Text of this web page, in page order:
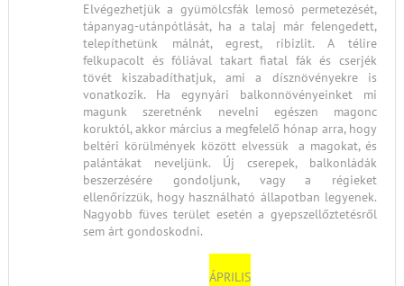
Elvégezhetjük a gyümölcsfák lemosó permetezését,
tápanyag-utánpótlását, ha a talaj már felengedett,
telepíthetünk málnát, egrest, ribizlit. A télire
felkupacolt és fóliával takart fiatal fák és cserjék
tövét kiszabadíthatjuk, ami a dísznövényekre is
vonatkozik. Ha egynyári balkonnövényeinket mi
magunk szeretnénk nevelni egészen magonc
koruktól, akkor március a megfelelő hónap arra, hogy
beltéri körülmények között elvessük a magokat, és
palántákat neveljünk. Új cserepek, balkonládák
beszerzésére gondoljunk, vagy a régieket
ellenőrízzük, hogy használható állapotban legyenek.
Nagyobb füves terület esetén a gyepszellőztetésről
sem árt gondoskodni.
ÁPRILIS